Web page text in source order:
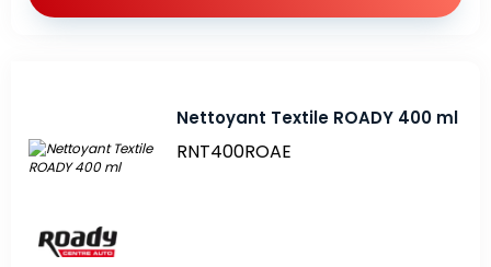
Nettoyant Textile ROADY 400 ml
RNT400ROAE